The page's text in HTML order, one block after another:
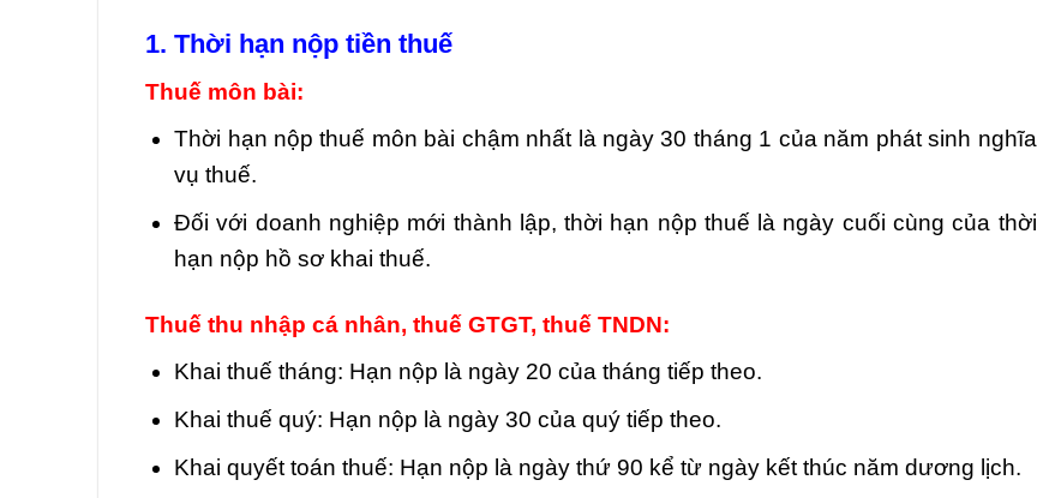
1. Thời hạn nộp tiền thuế
Thuế môn bài:
Thời hạn nộp thuế môn bài chậm nhất là ngày 30 tháng 1 của năm phát sinh nghĩa
vụ thuế.
Đối với doanh nghiệp mới thành lập, thời hạn nộp thuế là ngày cuối cùng của thời
hạn nộp hồ sơ khai thuế.
Thuế thu nhập cá nhân, thuế GTGT, thuế TNDN:
Khai thuế tháng: Hạn nộp là ngày 20 của tháng tiếp theo.
Khai thuế quý: Hạn nộp là ngày 30 của quý tiếp theo.
Khai quyết toán thuế: Hạn nộp là ngày thứ 90 kể từ ngày kết thúc năm dương lịch.